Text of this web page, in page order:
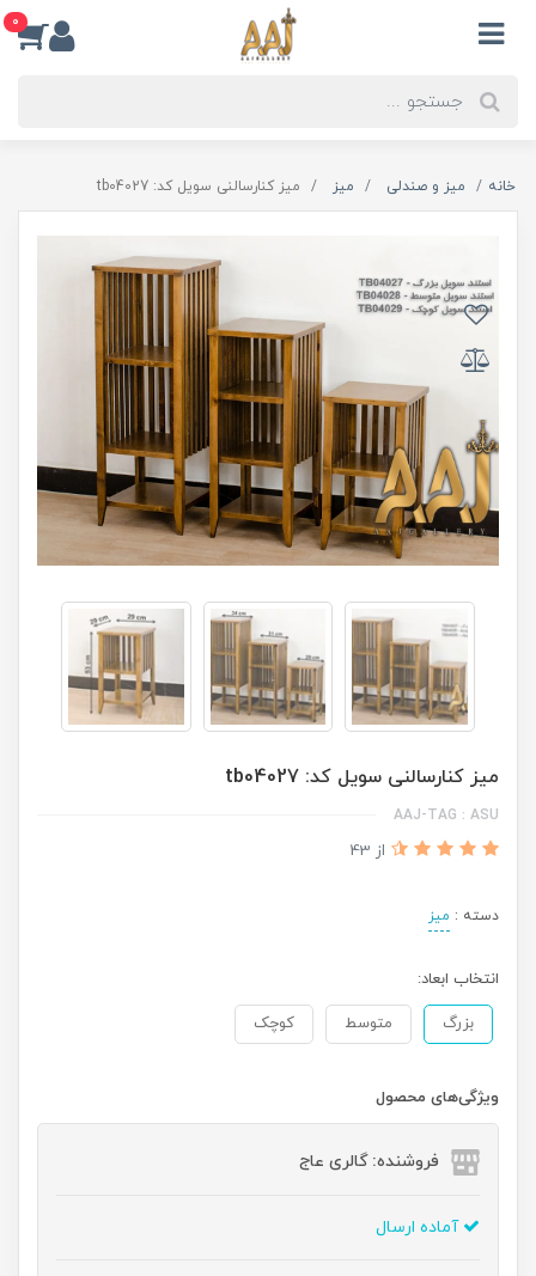
0
خانه میز و صندلی میز میز کنارسالنی سویل کد: tb04027
میز کنارسالنی سویل کد: tb04027
AAJ-TAG : ASU
از 43
دسته : میز
انتخاب ابعاد:
بزرگ متوسط کوچک
ویژگی‌های محصول
فروشنده: گالری عاج
آماده ارسال